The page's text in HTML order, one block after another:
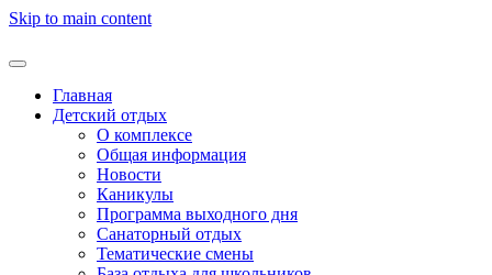
Skip to main content
Главная
Детский отдых
О комплексе
Общая информация
Новости
Каникулы
Программа выходного дня
Санаторный отдых
Тематические смены